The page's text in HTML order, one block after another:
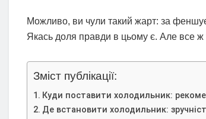
Можливо, ви чули такий жарт: за
Якась доля правди в цьому є. Але все
Зміст публікації:
Куди поставити холодильник:
Де встановити холодильник: